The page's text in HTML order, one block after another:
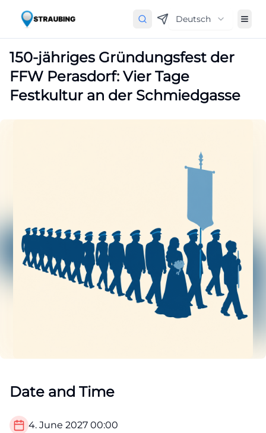
Deutsch
150-jähriges Gründungsfest der
FFW Perasdorf: Vier Tage
Festkultur an der Schmiedgasse
Date and Time
4. June 2027 00:00